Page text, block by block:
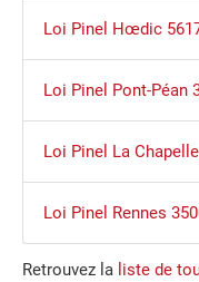
Loi Pinel Hœdic
Loi Pinel Pont-Péan
Loi Pinel La
Loi Pinel Rennes
Retrouvez la liste de